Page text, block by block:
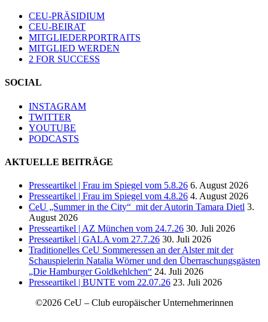
CEU-PRÄSIDIUM
CEU-BEIRAT
MITGLIEDERPORTRAITS
MITGLIED WERDEN
2 FOR SUCCESS
SOCIAL
INSTAGRAM
TWITTER
YOUTUBE
PODCASTS
AKTUELLE BEITRÄGE
Presseartikel | Frau im Spiegel vom 5.8.26 6. August 2026
Presseartikel | Frau im Spiegel vom 4.8.26 4. August 2026
CeU „Summer in the City“ mit der Autorin Tamara Dietl 3.
August 2026
Presseartikel | AZ München vom 24.7.26 30. Juli 2026
Presseartikel | GALA vom 27.7.26 30. Juli 2026
Traditionelles CeU Sommeressen an der Alster mit der
Schauspielerin Natalia Wörner und den Überraschungsgästen
„Die Hamburger Goldkehlchen“ 24. Juli 2026
Presseartikel | BUNTE vom 22.07.26 23. Juli 2026
©2026 CeU – Club europäischer Unternehmerinnen